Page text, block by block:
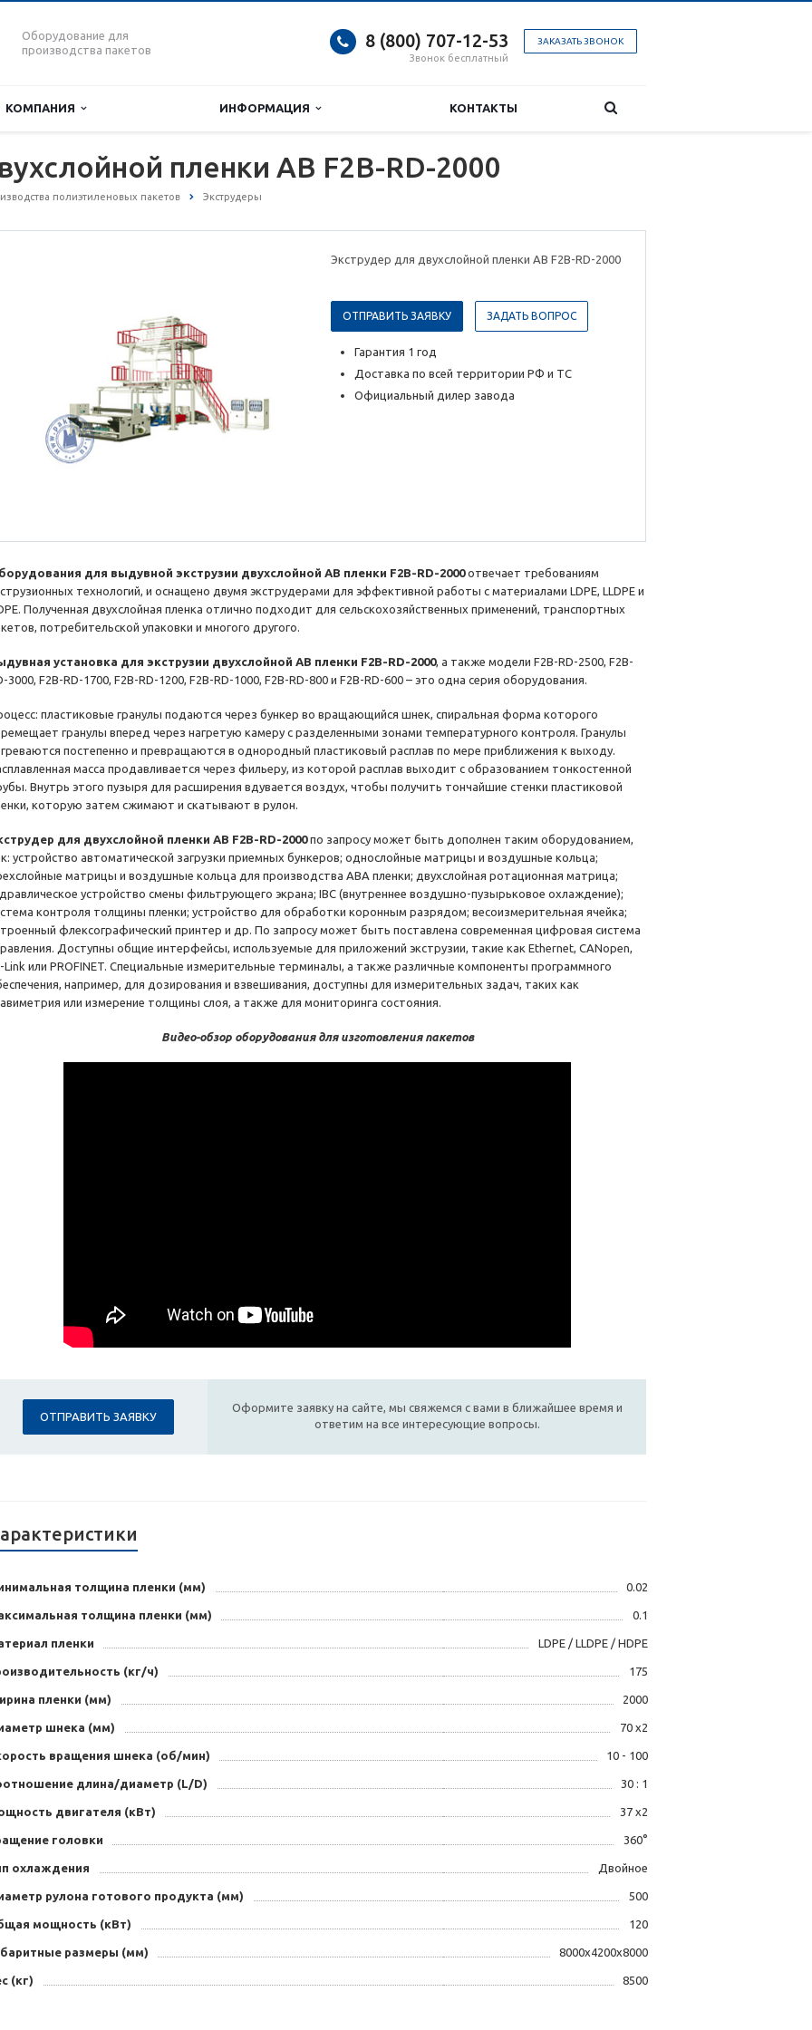
Оборудование для
производства пакетов
ЗАКАЗАТЬ ЗВОНОК
8 (800) 707-12-53
Звонок бесплатный
КОМПАНИЯ ИНФОРМАЦИЯ КОНТАКТЫ
пленки AB F2B-RD-2000
полиэтиленовых пакетов Экструдеры
Экструдер для двухслойной пленки AB F2B-RD-2000
ОТПРАВИТЬ ЗАЯВКУ ЗАДАТЬ ВОПРОС
Гарантия 1 год
Доставка по всей территории РФ и ТС
Официальный дилер завода
для выдувной экструзии двухслойной AB пленки F2B-RD-2000отвечает требованиям
технологий, и оснащено двумя экструдерами для эффективной работы с материалами LDPE, LLDPE и
Полученная двухслойная пленка отлично подходит для сельскохозяйственных применений, транспортных
потребительской упаковки и многого другого.
установка для экструзии двухслойной AB пленки F2B-RD-2000, а также модели F2B-RD-2500, F2B-
3000, F2B-RD-1700, F2B-RD-1200, F2B-RD-1000, F2B-RD-800 и F2B-RD-600 – это одна серия оборудования.
пластиковые гранулы подаются через бункер во вращающийся шнек, спиральная форма которого
гранулы вперед через нагретую камеру с разделенными зонами температурного контроля. Гранулы
постепенно и превращаются в однородный пластиковый расплав по мере приближения к выходу.
масса продавливается через фильеру, из которой расплав выходит с образованием тонкостенной
Внутрь этого пузыря для расширения вдувается воздух, чтобы получить тончайшие стенки пластиковой
которую затем сжимают и скатывают в рулон.
для двухслойной пленки AB F2B-RD-2000по запросу может быть дополнен таким оборудованием,
устройство автоматической загрузки приемных бункеров; однослойные матрицы и воздушные кольца;
матрицы и воздушные кольца для производства АВА пленки; двухслойная ротационная матрица;
устройство смены фильтрующего экрана; IBC (внутреннее воздушно-пузырьковое охлаждение);
контроля толщины пленки; устройство для обработки коронным разрядом; весоизмерительная ячейка;
флексографический принтер и др. По запросу может быть поставлена современная цифровая система
Доступны общие интерфейсы, используемые для приложений экструзии, такие как Ethernet, CANopen,
Link или PROFINET. Специальные измерительные терминалы, а также различные компоненты программного
например, для дозирования и взвешивания, доступны для измерительных задач, таких как
или измерение толщины слоя, а также для мониторинга состояния.
Видео-обзор оборудования для изготовления пакетов
ОТПРАВИТЬ ЗАЯВКУ
Оформите заявку на сайте, мы свяжемся с вами в ближайшее время и
ответим на все интересующие вопросы.
толщина пленки (мм) 0.02
толщина пленки (мм) 0.1
пленки LDPE / LLDPE / HDPE
(кг/ч) 175
пленки (мм) 2000
шнека (мм) 70 x2
вращения шнека (об/мин) 10 - 100
длина/диаметр (L/D) 30 : 1
двигателя (кВт) 37 x2
головки 360°
охлаждения Двойное
рулона готового продукта (мм) 500
мощность (кВт) 120
размеры (мм) 8000x4200x8000
(кг) 8500